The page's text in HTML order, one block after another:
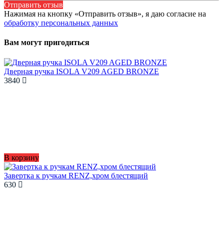
Отправить отзыв
Нажимая на кнопку «Отправить отзыв», я даю согласие на
обработку персональных данных
Вам могут пригодиться
Дверная ручка ISOLA V209 AGED BRONZE
3840
В корзину
Завертка к ручкам RENZ,хром блестящий
630